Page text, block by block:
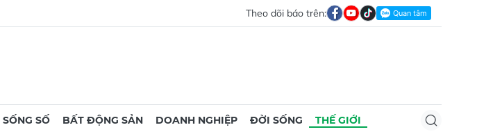
Theo dõi báo trên:
SỐ BẤT ĐỘNG SẢN DOANH NGHIỆP ĐỜI SỐNG THẾ GIỚI